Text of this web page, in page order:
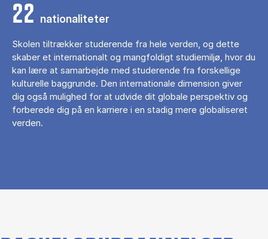
22 nationaliteter
Skolen tiltrækker studerende fra hele verden, og dette
skaber et internationalt og mangfoldigt studiemiljø, hvor du
kan lære at samarbejde med studerende fra forskellige
kulturelle baggrunde. Den internationale dimension giver
dig også mulighed for at udvide dit globale perspektiv og
forberede dig på en karriere i en stadig mere globaliseret
verden.